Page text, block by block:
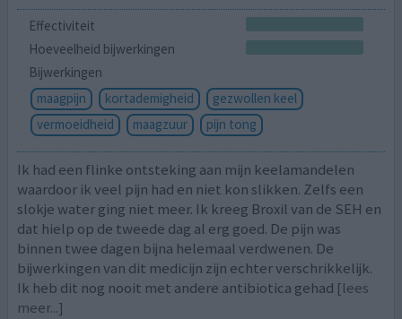
Effectiviteit
Hoeveelheid bijwerkingen
Bijwerkingen
maagpijn
kortademigheid
gezwollen keel
vermoeidheid
maagzuur pijn tong
Ik had een flinke ontsteking aan mijn keelamandelen
waardoor ik veel pijn had en niet kon slikken. Zelfs een
slokje water ging niet meer. Ik kreeg Broxil van de SEH en
dat hielp op de tweede dag al erg goed. De pijn was
binnen twee dagen bijna helemaal verdwenen. De
bijwerkingen van dit medicijn zijn echter verschrikkelijk.
Ik heb dit nog nooit met andere antibiotica gehad [lees
meer...]